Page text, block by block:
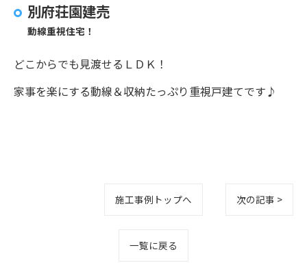
別府荘園建売
動線重視住宅！
どこからでも見渡せるＬＤＫ！
家事を楽にする動線＆収納たっぷり重視戸建てです♪
施工事例トップへ 次の記事 >
一覧に戻る